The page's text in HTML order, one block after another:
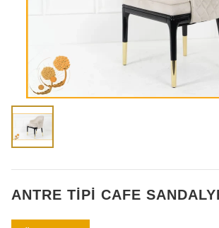
ANTRE TIPI CAFE